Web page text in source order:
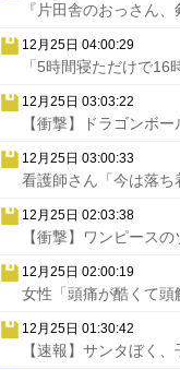
『片田舎のおっさん
12月25日 04:00:29
「5時間寝ただけで16
12月25日 03:03:22
【衝撃】ドラゴンボ
12月25日 03:00:33
看護師さん「今は落ち
12月25日 02:03:38
【衝撃】ワンピース
12月25日 02:00:19
女性「頭痛が酷くて頭
12月25日 01:30:42
【速報】サンタぼく